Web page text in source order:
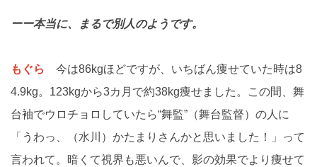
ーー本当に、まるで別人のようです。
もぐら
今は86kgほどですが、いちばん痩せていた時は8
4.9kg。123kgから3カ月で約38kg痩せました。この間、舞
台袖でウロチョロしていたら“舞監”（舞台監督）の人に
「うわっ、（水川）かたまりさんかと思いました！」って
言われて。暗くて視界も悪いんで、影の効果でより痩せて